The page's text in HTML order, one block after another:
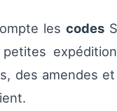
les codes
des amendes